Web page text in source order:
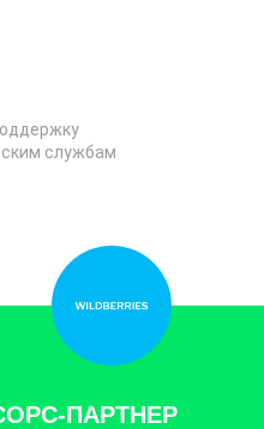
службам
ПАРТНЕР